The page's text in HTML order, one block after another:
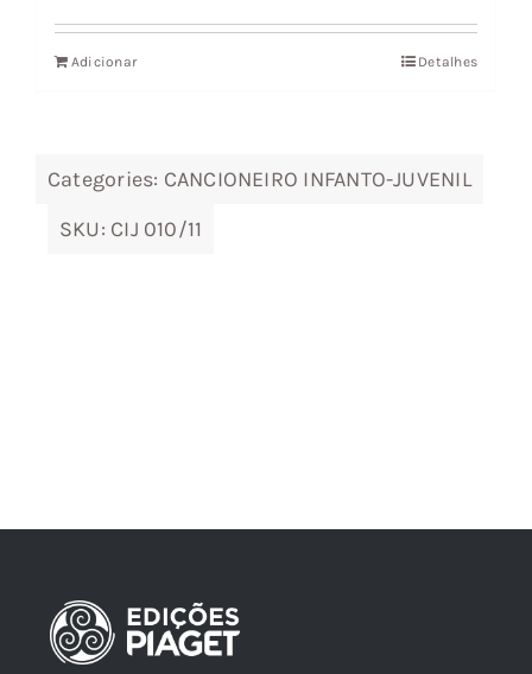
original
era:
atual
Adicionar Detalhes
Categories: CANCIONEIRO INFANTO-JUVENIL
SKU: CIJ 010/11